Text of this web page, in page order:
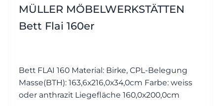
MÜLLER MÖBELWERKSTÄTTEN
Bett Flai 160er
Bett FLAI 160 Material: Birke, CPL-Belegung
Masse(BTH): 163,6x216,0x34,0cm Farbe: weiss
oder anthrazit Liegefläche 160,0x200,0cm